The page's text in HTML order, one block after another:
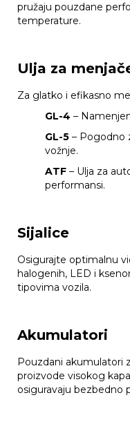
pružaju pouzdane
temperature.
Ulja za
Za glatko i efikasno
GL-4 –
GL-5 – Pogodno
vožnje.
ATF – Ulja za
performansi.
Sijalice
Osigurajte optimalnu
halogenih, LED i
tipovima vozila.
Akumulatori
Pouzdani akumulatori
proizvode visokog
osiguravaju bezbedno